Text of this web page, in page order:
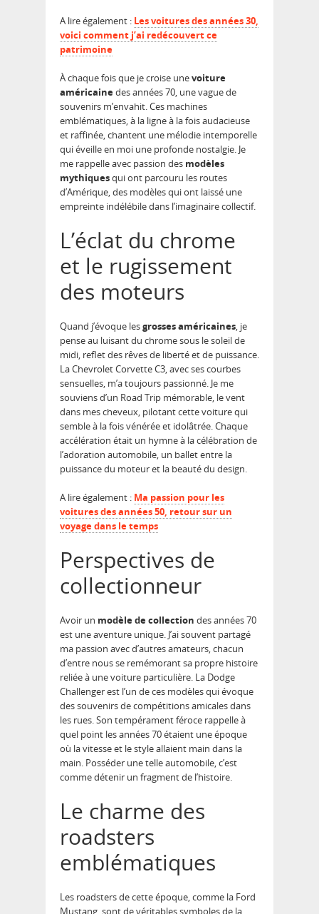
A lire également : Les voitures des années 30,
voici comment j’ai redécouvert ce
patrimoine
À chaque fois que je croise unevoiture
américainedes années 70, une vague de
souvenirs m’envahit. Ces machines
emblématiques, à la ligne à la fois audacieuse
et raffinée, chantent une mélodie intemporelle
qui éveille en moi une profonde nostalgie. Je
me rappelle avec passion des modèles
mythiquesqui ont parcouru les routes
d’Amérique, des modèles qui ont laissé une
empreinte indélébile dans l’imaginaire collectif.
L’éclat du chrome
et le rugissement
des moteurs
Quand j’évoque lesgrosses américaines, je
pense au luisant du chrome sous le soleil de
midi, reflet des rêves de liberté et de puissance.
La Chevrolet Corvette C3, avec ses courbes
sensuelles, m’a toujours passionné. Je me
souviens d’un Road Trip mémorable, le vent
dans mes cheveux, pilotant cette voiture qui
semble à la fois vénérée et idolâtrée. Chaque
accélération était un hymne à la célébration de
l’adoration automobile, un ballet entre la
puissance du moteur et la beauté du design.
A lire également : Ma passion pour les
voitures des années 50, retour sur un
voyage dans le temps
Perspectives de
collectionneur
Avoir un modèle de collection des années 70
est une aventure unique. J’ai souvent partagé
ma passion avec d’autres amateurs, chacun
d’entre nous se remémorant sa propre histoire
reliée à une voiture particulière. La Dodge
Challenger est l’un de ces modèles qui évoque
des souvenirs de compétitions amicales dans
les rues. Son tempérament féroce rappelle à
quel point les années 70 étaient une époque
où la vitesse et le style allaient main dans la
main. Posséder une telle automobile, c’est
comme détenir un fragment de l’histoire.
Le charme des
roadsters
emblématiques
Les roadsters de cette époque, comme la Ford